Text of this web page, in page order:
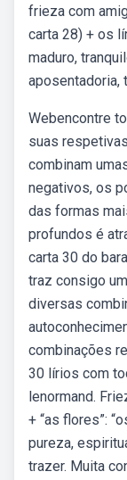
frieza com
carta 28) + os
maduro,
aposentadoria,
Webencontre
suas
combinam
negativos, os
das formas
profundos é
carta 30 do
traz consigo
diversas
combinações
30 lírios com
lenormand.
+ “as flores”:
pureza,
trazer. Muita